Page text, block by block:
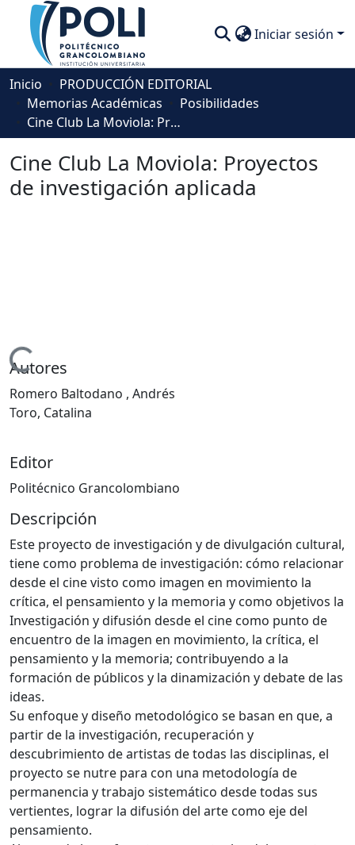
Iniciar sesión
Comunidades
Descubre
Inicio
PRODUCCIÓN EDITORIAL
Memorias Académicas
Posibilidades
Cine Club La Moviola: Proyectos de investigación aplicada
Cine Club La Moviola: Proyectos
de investigación aplicada
Cargando...
Autores
Romero Baltodano , Andrés
Toro, Catalina
Editor
Politécnico Grancolombiano
Descripción
Este proyecto de investigación y de divulgación cultural,
tiene como problema de investigación: cómo relacionar
desde el cine visto como imagen en movimiento la
crítica, el pensamiento y la memoria y como objetivos la
Investigación y difusión desde el cine como punto de
encuentro de la imagen en movimiento, la crítica, el
pensamiento y la memoria; contribuyendo a la
formación de públicos y la dinamización y debate de las
ideas.
Su enfoque y diseño metodológico se basan en que, a
partir de la investigación, recuperación y
descubrimiento de artistas de todas las disciplinas, el
proyecto se nutre para con una metodología de
permanencia y trabajo sistemático desde todas sus
vertientes, lograr la difusión del arte como eje del
pensamiento.